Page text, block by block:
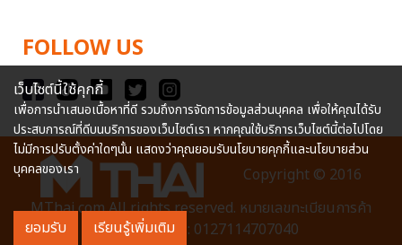
FOLLOW US
Copyright © 2016
MThai.com All rights reserved. หมายเลขทะเบียนการค้า
อิเล็กทรอนิกส์ : 0127114707040
เว็บไซต์นี้ใช้คุกกี้
เพื่อการนำเสนอเนื้อหาที่ดี รวมถึงการจัดการข้อมูลส่วนบุคคล เพื่อให้คุณได้รับ
ประสบการณ์ที่ดีบนบริการของเว็บไซต์เรา หากคุณใช้บริการเว็บไซต์นี้ต่อไปโดย
ไม่มีการปรับตั้งค่าใดๆนั้น แสดงว่าคุณยอมรับนโยบายคุกกี้และนโยบายส่วน
บุคคลของเรา
ยอมรับ เรียนรู้เพิ่มเติม